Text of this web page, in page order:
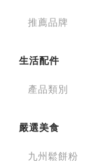
推薦品牌
生活配件
產品類別
嚴選美食
九州鬆餅粉